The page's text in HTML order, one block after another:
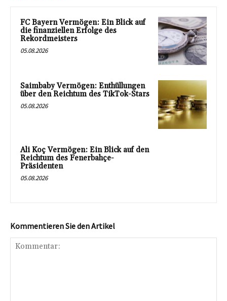
FC Bayern Vermögen: Ein Blick auf
die finanziellen Erfolge des
Rekordmeisters
05.08.2026
Saimbaby Vermögen: Enthüllungen
über den Reichtum des TikTok-Stars
05.08.2026
Ali Koç Vermögen: Ein Blick auf den
Reichtum des Fenerbahçe-
Präsidenten
05.08.2026
Kommentieren Sie den Artikel